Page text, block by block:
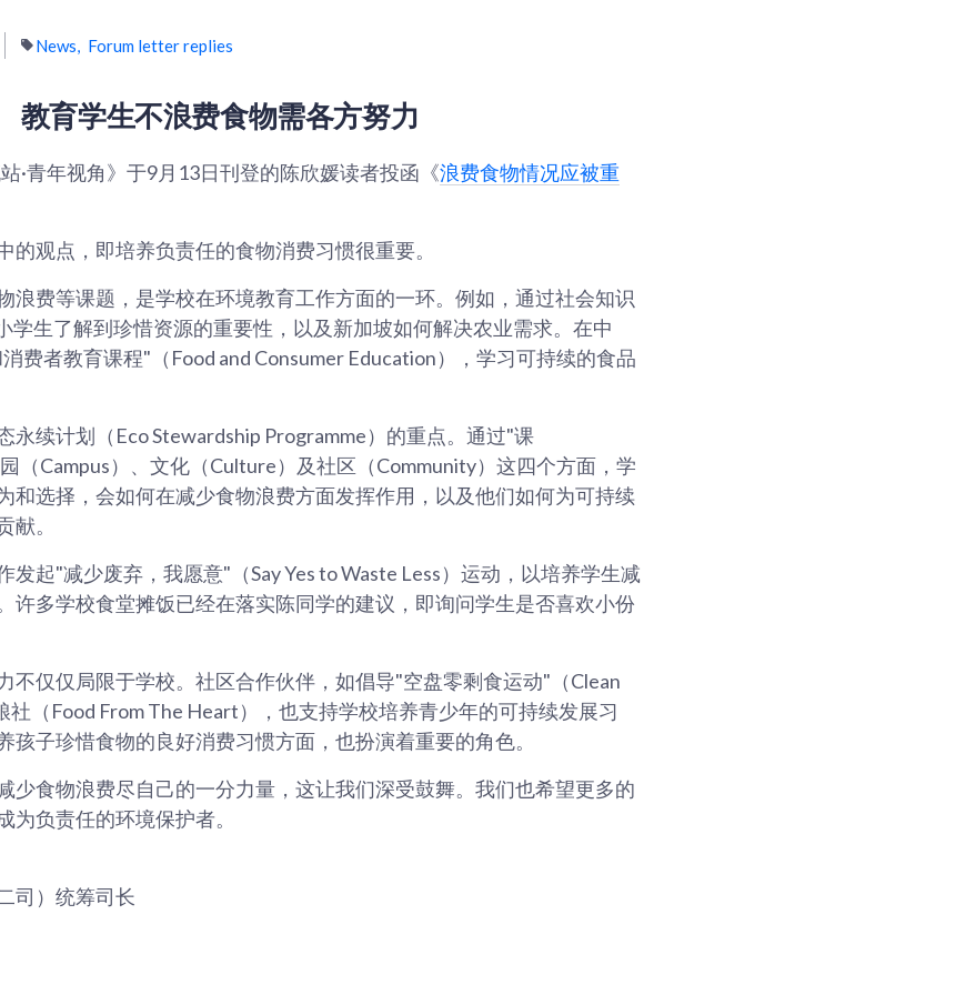
News Forum letter replies
教育学生不浪费食物需各方努力
·青年视角》于9月13日刊登的陈欣媛读者投函《浪费食物情况应被重
的观点，即培养负责任的食物消费习惯很重要。
浪费等课题，是学校在环境教育工作方面的一环。例如，通过社会知识
学生了解到珍惜资源的重要性，以及新加坡如何解决农业需求。在中
费者教育课程"（Food and Consumer Education），学习可持续的食品
永续计划（Eco Stewardship Programme）的重点。通过"课
（Campus）、文化（Culture）及社区（Community）这四个方面，学
和选择，会如何在减少食物浪费方面发挥作用，以及他们如何为可持续
献。
发起"减少废弃，我愿意"（Say Yes to Waste Less）运动，以培养学生减
许多学校食堂摊饭已经在落实陈同学的建议，即询问学生是否喜欢小份
不仅仅局限于学校。社区合作伙伴，如倡导"空盘零剩食运动"（Clean
社（Food From The Heart），也支持学校培养青少年的可持续发展习
孩子珍惜食物的良好消费习惯方面，也扮演着重要的角色。
少食物浪费尽自己的一分力量，这让我们深受鼓舞。我们也希望更多的
为负责任的环境保护者。
司）统筹司长